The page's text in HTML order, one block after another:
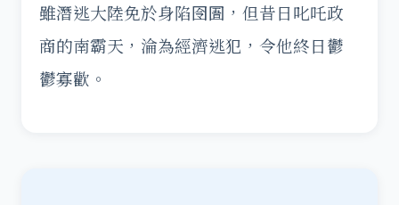
雖潛逃大陸免於身陷囹圄，但昔日叱吒政
商的南霸天，淪為經濟逃犯，令他終日鬱
鬱寡歡。